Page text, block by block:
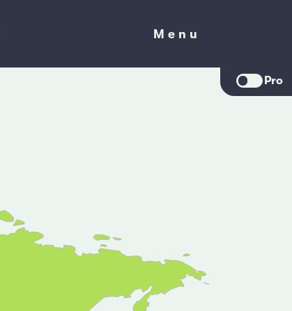
Menu
Menu
Pro